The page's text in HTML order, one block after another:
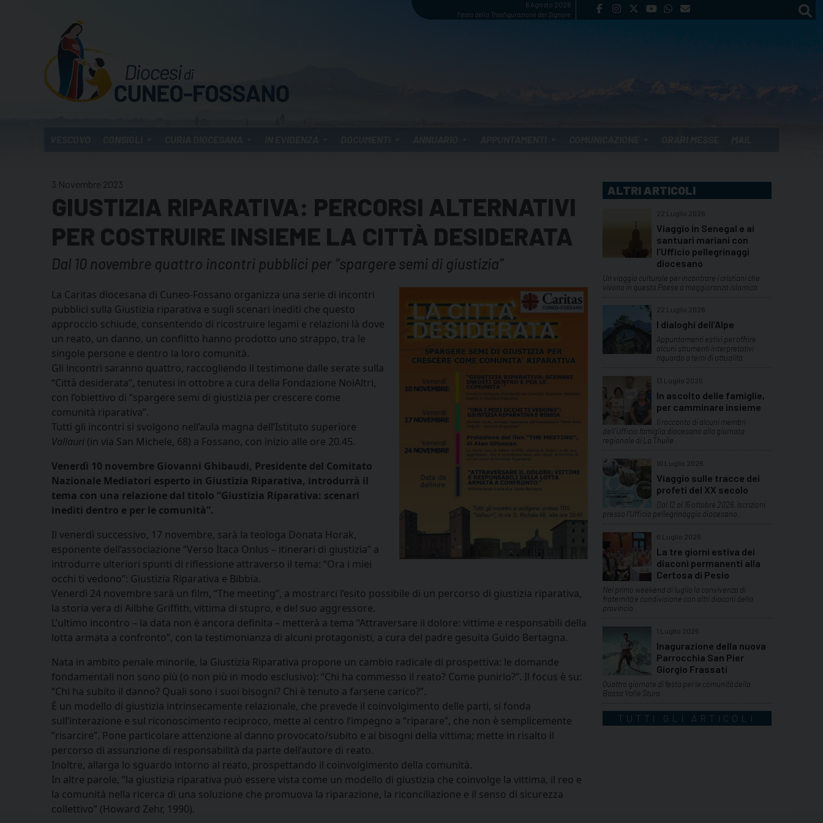
6 Agosto 2026
Festa della Trasfigurazione del Signore
3 Novembre 2023
GIUSTIZIA RIPARATIVA: PERCORSI ALTERNATIVI
PER COSTRUIRE INSIEME LA CITTÀ DESIDERATA
Dal 10 novembre quattro incontri pubblici per “spargere semi di giustizia”
La Caritas diocesana di Cuneo-Fossano organizza una serie di incontri
pubblici sulla Giustizia riparativa e sugli scenari inediti che questo
approccio schiude, consentendo di ricostruire legami e relazioni là dove
un reato, un danno, un conflitto hanno prodotto uno strappo, tra le
singole persone e dentro la loro comunità.
Gli incontri saranno quattro, raccogliendo il testimone dalle serate sulla
“Città desiderata”, tenutesi in ottobre a cura della Fondazione NoiAltri,
con l’obiettivo di “spargere semi di giustizia per crescere come
comunità riparativa”.
Tutti gli incontri si svolgono nell’aula magna dell’Istituto superiore
Vallauri (in via San Michele, 68) a Fossano, con inizio alle ore 20.45.
Venerdì 10 novembre Giovanni Ghibaudi, Presidente del Comitato
Nazionale Mediatori esperto in Giustizia Riparativa, introdurrà il
tema con una relazione dal titolo “Giustizia Riparativa: scenari
inediti dentro e per le comunità”.
Il venerdì successivo, 17 novembre, sarà la teologa Donata Horak,
esponente dell’associazione “Verso Itaca Onlus – itinerari di giustizia” a
introdurre ulteriori spunti di riflessione attraverso il tema: “Ora i miei
occhi ti vedono”: Giustizia Riparativa e Bibbia.
Venerdì 24 novembre sarà un film, “The meeting”, a mostrarci l’esito possibile di un percorso di giustizia riparativa,
la storia vera di Ailbhe Griffith, vittima di stupro, e del suo aggressore.
L’ultimo incontro – la data non è ancora definita – metterà a tema “Attraversare il dolore: vittime e responsabili della
lotta armata a confronto”, con la testimonianza di alcuni protagonisti, a cura del padre gesuita Guido Bertagna.
Nata in ambito penale minorile, la Giustizia Riparativa propone un cambio radicale di prospettiva: le domande
fondamentali non sono più (o non più in modo esclusivo): “Chi ha commesso il reato? Come punirlo?”. Il focus è su:
“Chi ha subito il danno? Quali sono i suoi bisogni? Chi è tenuto a farsene carico?”.
È un modello di giustizia intrinsecamente relazionale, che prevede il coinvolgimento delle parti, si fonda
sull’interazione e sul riconoscimento reciproco, mette al centro l’impegno a “riparare”, che non è semplicemente
“risarcire”. Pone particolare attenzione al danno provocato/subito e ai bisogni della vittima; mette in risalto il
percorso di assunzione di responsabilità da parte dell’autore di reato.
Inoltre, allarga lo sguardo intorno al reato, prospettando il coinvolgimento della comunità.
In altre parole, “la giustizia riparativa può essere vista come un modello di giustizia che coinvolge la vittima, il reo e
la comunità nella ricerca di una soluzione che promuova la riparazione, la riconciliazione e il senso di sicurezza
collettivo” (Howard Zehr, 1990).
ALTRI ARTICOLI
22 Luglio 2026
Viaggio in Senegal e ai
santuari mariani con
l’Ufficio pellegrinaggi
diocesano
Un viaggio culturale per incontrare i cristiani che
vivono in questo Paese a maggioranza islamica
22 Luglio 2026
I dialoghi dell’Alpe
Appuntamenti estivi per offrire
alcuni strumenti interpretativi
riguardo a temi di attualità
13 Luglio 2026
In ascolto delle famiglie,
per camminare insieme
Il racconto di alcuni membri
dell'Ufficio famiglia diocesano alla giornata
regionale di La Thuile
10 Luglio 2026
Viaggio sulle tracce dei
profeti del XX secolo
Dal 12 al 15 ottobre 2026. Iscrizioni
presso l'Ufficio pellegrinaggio diocesano.
6 Luglio 2026
La tre giorni estiva dei
diaconi permanenti alla
Certosa di Pesio
Nel primo weekend di luglio la convivenza di
fraternità e condivisione con altri diaconi della
provincia
1 Luglio 2026
Inagurazione della nuova
Parrocchia San Pier
Giorgio Frassati
Quattro giornate di festa per le comunità della
Bassa Valle Stura
TUTTI GLI ARTICOLI